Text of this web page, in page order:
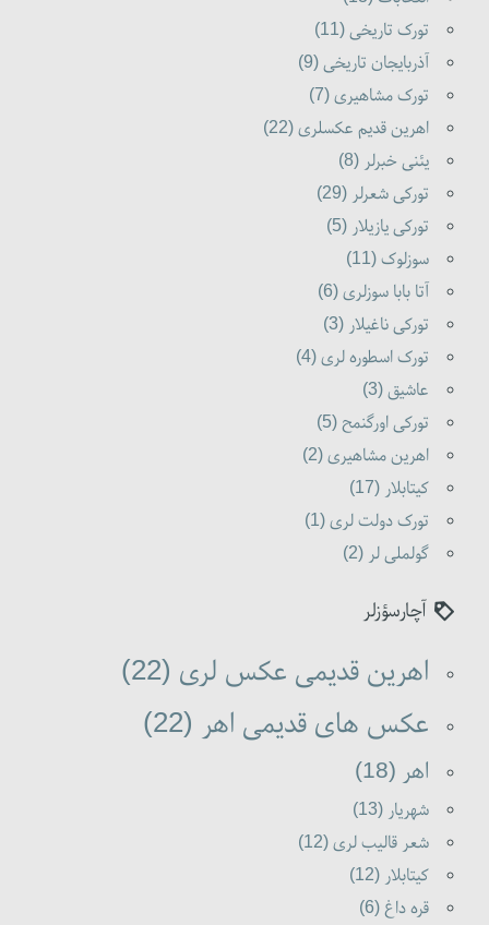
تورک تاریخی (11)
آذربایجان تاریخی (9)
تورک مشاهیری (7)
اهرین قدیم عکسلری (22)
یئنی خبرلر (8)
تورکی شعرلر (29)
تورکی یازیلار (5)
سوزلوک (11)
آتا بابا سوزلری (6)
تورکی ناغیلار (3)
تورک اسطوره لری (4)
عاشیق (3)
تورکی اورگنمح (5)
اهرین مشاهیری (2)
کیتابلار (17)
تورک دولت لری (1)
گولملی لر (2)
آچارسؤزلر
اهرین قدیمی عکس لری (22)
عکس های قدیمی اهر (22)
اهر (18)
شهریار (13)
شعر قالیب لری (12)
کیتابلار (12)
قره داغ (6)